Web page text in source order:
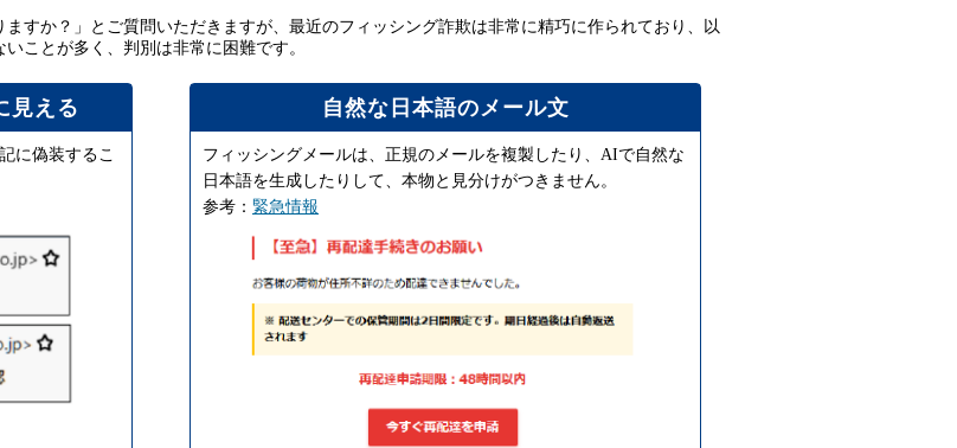
すか？」とご質問いただきますが、最近のフィッシング詐欺は非常に精巧に作られており、以
ことが多く、判別は非常に困難です。
見える
に偽装するこ
自然な日本語のメール文
フィッシングメールは、正規のメールを複製したり、AIで自然な
日本語を生成したりして、本物と見分けがつきません。
参考： 緊急情報